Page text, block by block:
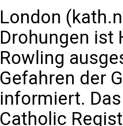
London
Drohungen ist
Rowling
Gefahren der
informiert.
Catholic